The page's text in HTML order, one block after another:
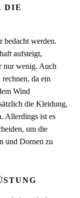
DIE
bedacht werden.
aufsteigt,
nur wenig. Auch
da ein
Wind
die Kleidung,
Allerdings ist es
um die
und Dornen zu